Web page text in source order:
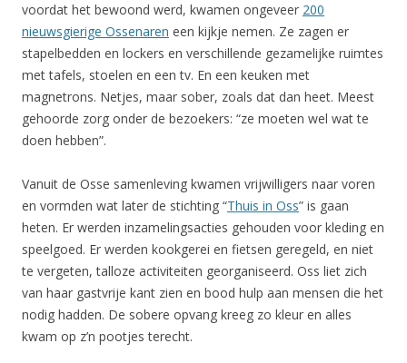
voordat het bewoond werd, kwamen ongeveer 200
nieuwsgierige Ossenaren een kijkje nemen. Ze zagen er
stapelbedden en lockers en verschillende gezamelijke ruimtes
met tafels, stoelen en een tv. En een keuken met
magnetrons. Netjes, maar sober, zoals dat dan heet. Meest
gehoorde zorg onder de bezoekers: “ze moeten wel wat te
doen hebben”.
Vanuit de Osse samenleving kwamen vrijwilligers naar voren
en vormden wat later de stichting “Thuis in Oss” is gaan
heten. Er werden inzamelingsacties gehouden voor kleding en
speelgoed. Er werden kookgerei en fietsen geregeld, en niet
te vergeten, talloze activiteiten georganiseerd. Oss liet zich
van haar gastvrije kant zien en bood hulp aan mensen die het
nodig hadden. De sobere opvang kreeg zo kleur en alles
kwam op z’n pootjes terecht.